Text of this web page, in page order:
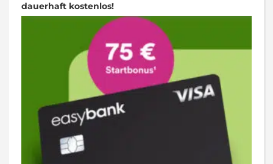
dauerhaft kostenlos!